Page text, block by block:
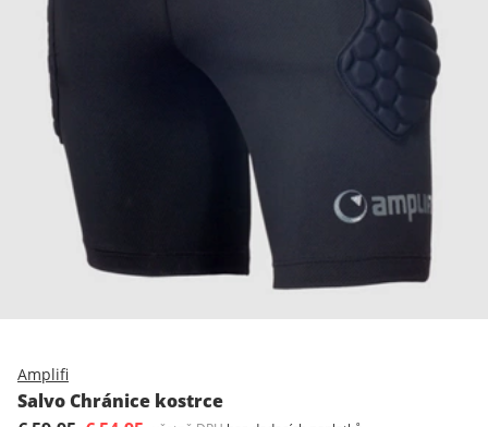
Amplifi
Salvo Chránice kostrce